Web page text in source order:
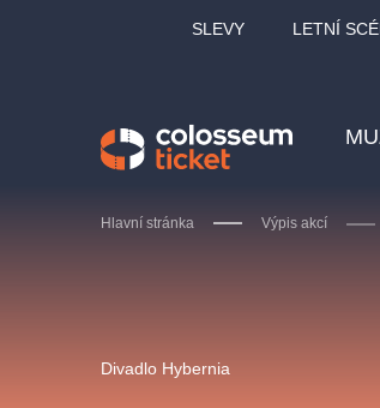
SLEVY LETNÍ
Hlavní stránka Výpis akcí
Divadlo Hybernia